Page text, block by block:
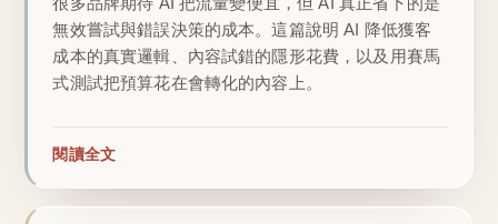
無效嘗試與錯誤決策的成本。這篇說明 AI 降低獲客
成本的真實邏輯、內容試錯的隱形花費，以及用賽馬
式測試把預算花在會轉化的內容上。
閱讀全文